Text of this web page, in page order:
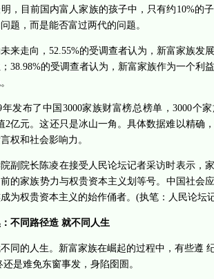
，目前国内富人家族的孩子中，只有约10%的
题，而是能否富过两代的问题。
来走向，52.55%的受调查者认为，新富家族
38.98%的受调查者认为，新富家族作为一个
年发布了中国3000家族财富榜总榜单，3000个
2亿元。这还只是冰山一角。具体数据难以精
权和社会影响力。
副院长陈凌在接受人民论坛记者采访时表示，
的家族势力与权贵资本主义划等号。中国社会
为权贵资本主义的始作俑者。(执笔：人民论坛
不同路径造 就不同人生
同的人生。新富家族在崛起的过程中，有些遵
是难免东窗事发，身陷囹圄。